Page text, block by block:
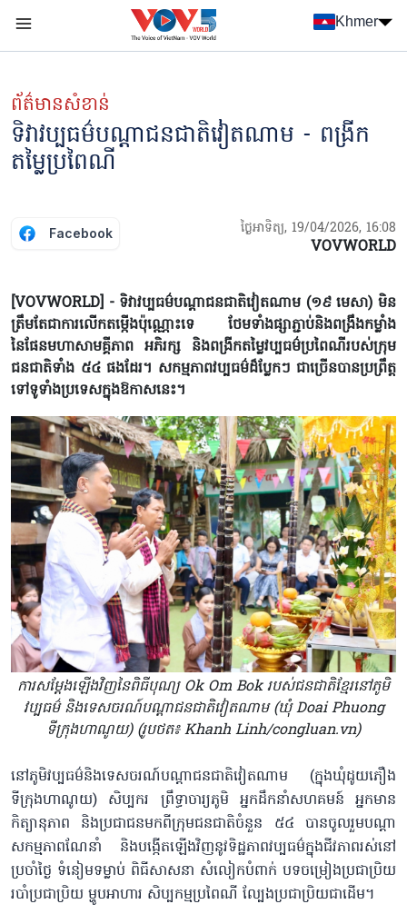
Nhảy đến nội dung
Khmer
ព័ត៌មានសំខាន់
ទិវាវប្បធម៌បណ្តាជនជាតិវៀតណាម - ពង្រីក
តម្លៃប្រពៃណី
Facebook ថ្ងៃអាទិត្យ, 19/04/2026, 16:08
VOVWORLD
[VOVWORLD] - ទិវាវប្បធម៌បណ្តាជនជាតិវៀតណាម (១៩ មេសា) មិន
ត្រឹមតែជាការលើកតម្កើងប៉ុណ្ណោះទេ ថែមទាំងផ្សាភ្ជាប់និងពង្រឹងកម្លាំង
នៃផែនមហាសាមគ្គីភាព អភិរក្ស និងពង្រីកតម្លៃវប្បធម៌ប្រពៃណីរបស់ក្រុម
ជនជាតិទាំង ៥៤ ផងដែរ។ សកម្មភាពវប្បធម៌ដ៏ប្លែកៗ ជាច្រើនបានប្រព្រឹត្ត
ទៅទូទាំងប្រទេសក្នុងឱកាសនេះ។
ការសម្តែងឡើងវិញនៃពិធីបុណ្យ Ok Om Bok របស់ជនជាតិខ្មែរនៅភូមិ
វប្បធម៌ និងទេសចរណ៍បណ្តាជនជាតិវៀតណាម (ឃុំ Doai Phuong
ទីក្រុងហាណូយ) (រូបថត៖ Khanh Linh/congluan.vn)
នៅភូមិវប្បធម៌និងទេសចរណ៍បណ្តាជនជាតិវៀតណាម (ក្នុងឃុំដូយភឿង
ទីក្រុងហាណូយ) សិប្បករ ព្រឹទ្ធាចារ្យភូមិ អ្នកដឹកនាំសហគមន៍ អ្នកមាន
កិត្យានុភាព និងប្រជាជនមកពីក្រុមជនជាតិចំនួន ៥៤ បានចូលរួមបណ្តា
សកម្មភាពណែនាំ និងបង្កើតឡើងវិញនូវទិដ្ឋភាពវប្បធម៌ក្នុងជីវភាពរស់នៅ
ប្រចាំថ្ងៃ ទំនៀមទម្លាប់ ពិធីសាសនា សំលៀកបំពាក់ បទចម្រៀងប្រជាប្រិយ
របាំប្រជាប្រិយ ម្ហូបអាហារ សិប្បកម្មប្រពៃណី ល្បែងប្រជាប្រិយជាដើម។